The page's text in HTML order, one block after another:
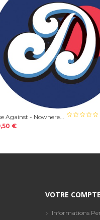
Against - Nowhere...
€
VOTRE COMPTE
Informations